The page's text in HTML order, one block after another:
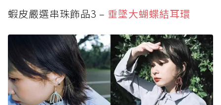
蝦皮嚴選串珠飾品3 – 垂墜大蝴蝶結耳環